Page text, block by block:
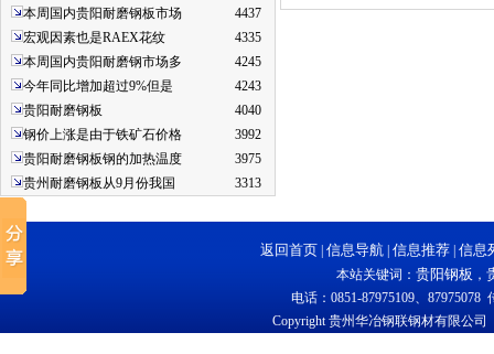
本周国内贵阳耐磨钢板市场
4437
宏观因素也是RAEX花纹
4335
本周国内贵阳耐磨钢市场多
4245
今年同比增加超过9%但是
4243
贵阳耐磨钢板
4040
钢价上涨是由于铁矿石价格
3992
贵阳耐磨钢板钢的加热温度
3975
贵州耐磨钢板从9月份我国
3313
返回首页 信息导航 信息推荐 信息
本站关键词： 贵阳钢板 ，
电话：0851-87975109、87975078
Copyright 贵州华冶钢联钢材有限公